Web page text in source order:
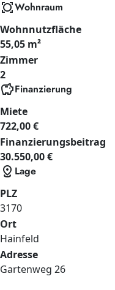
all_outWohnraum
Wohnnutzfläche
55,05 m²
Zimmer
2
savingsFinanzierung
Miete
722,00 €
Finanzierungsbeitrag
30.550,00 €
distance Lage
PLZ
3170
Ort
Hainfeld
Adresse
Gartenweg 26